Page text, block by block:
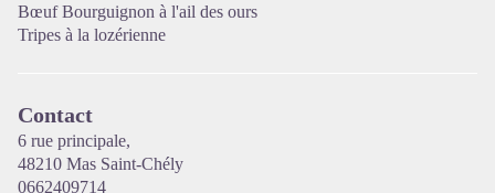
Bœuf Bourguignon à l'ail des ours
Tripes à la lozérienne
Contact
6 rue principale,
48210 Mas Saint-Chély
0662409714